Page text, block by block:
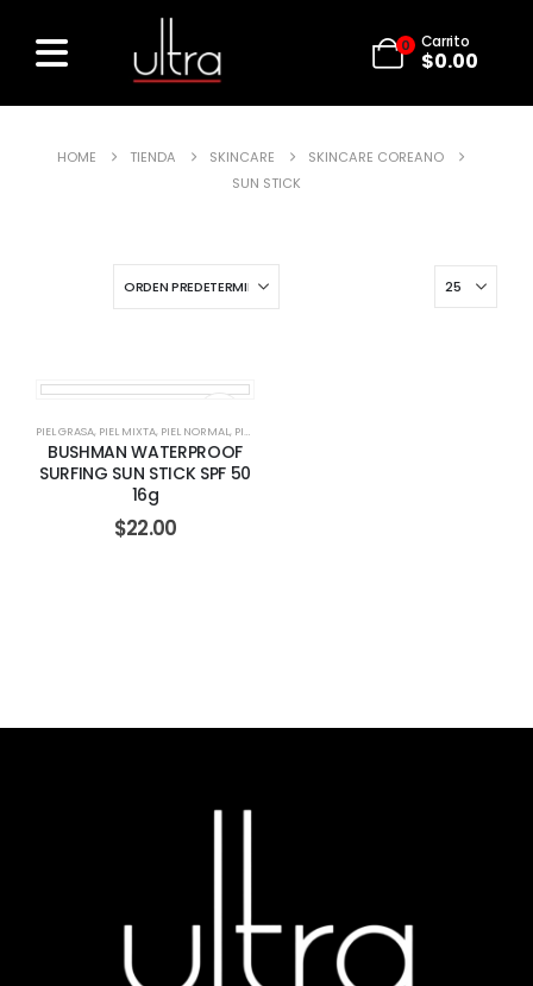
0 Carrito
$0.00
HOME TIENDA SKINCARE
SKINCARE COREANO
SUN STICK
PIEL GRASA, PIEL MIXTA, PIEL NORMAL, PIEL SENSIBLE
BUSHMAN WATERPROOF
SURFING SUN STICK SPF 50
16g
$22.00